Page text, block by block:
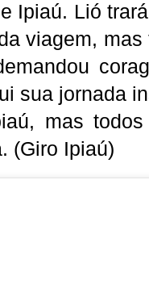
Ipiaú. Lió
viagem,
sua jornada
mas
(Giro Ipiaú)